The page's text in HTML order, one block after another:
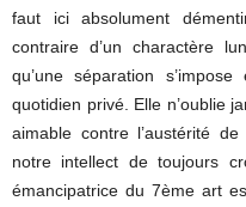
faut ici absolument
contraire d’un charactère
qu’une séparation
quotidien privé. Elle n’oublie
aimable contre l’austérité
notre intellect de toujours
émancipatrice du 7ème art